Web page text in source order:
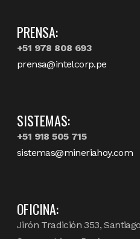
PRENSA:
+51 978 808 693
prensa@intelcorp.pe
SISTEMAS:
+51 918 505 715
sistemas@mineriahoy.com
OFICINA:
Jirón Tradición 353,